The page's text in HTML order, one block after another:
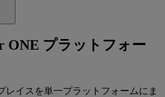
ONE プラットフォー
レイスを単一プラットフォームにま